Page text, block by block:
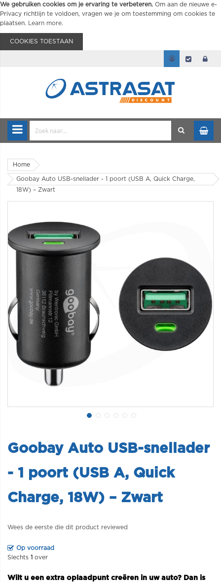
We gebruiken cookies om je ervaring te verbeteren. Om aan de nieuwe e-
Privacy richtlijn te voldoen, vragen we je om toestemming om cookies te
plaatsen.
Learn more.
COOKIES TOESTAAN
Home
Goobay Auto USB-snellader - 1 poort (USB A, Quick Charge,
18W) – Zwart
Goobay Auto USB-snellader
- 1 poort (USB A, Quick
Charge, 18W) – Zwart
Wees de eerste die dit product reviewed
Op voorraad
Slechts 1 over
Wilt u een extra oplaadpunt creëren in uw auto? Dan is